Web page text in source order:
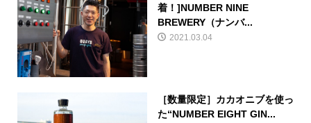
着！]NUMBER NINE
BREWERY（ナンバ...
2021.03.04
［数量限定］カカオニブを使っ
た“NUMBER EIGHT GIN...